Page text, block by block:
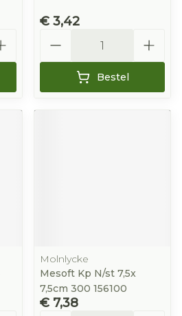
€ 3,42
Bestel
Molnlycke
Mesoft Kp N/st 7,5x
7,5cm 300 156100
€ 7,38